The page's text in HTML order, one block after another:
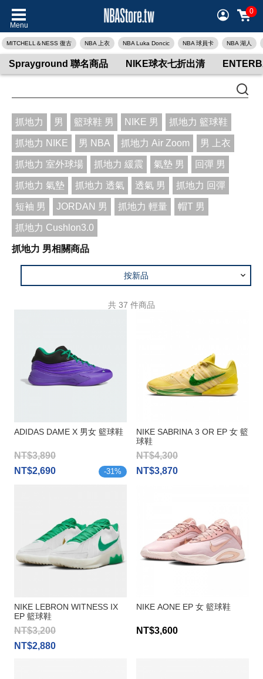
Menu
0
MITCHELL＆NESS 復古 NBA 上衣 NBA Luka Doncic NBA 球員卡 NBA 湖人
Sprayground 聯名商品 NIKE球衣七折出清
抓地力 男 籃球鞋 男 NIKE 男 抓地力 籃球鞋
抓地力 NIKE 男 NBA 抓地力 Air Zoom 男 上衣
抓地力 室外球場 抓地力 緩震 氣墊 男 回彈 男
抓地力 氣墊 抓地力 透氣 透氣 男 抓地力 回彈
短袖 男 JORDAN 男 抓地力 輕量 帽T 男
抓地力 Cushlon3.0
抓地力 男相關商品
按新品
共 37 件商品
ADIDAS DAME X 男女 籃球鞋
NT$3,890
NT$2,690
-31%
NIKE SABRINA 3 OR EP 女 籃
球鞋
NT$4,300
NT$3,870
NIKE LEBRON WITNESS IX
EP 籃球鞋
NT$3,200
NT$2,880
NIKE AONE EP 女 籃球鞋
NT$3,600